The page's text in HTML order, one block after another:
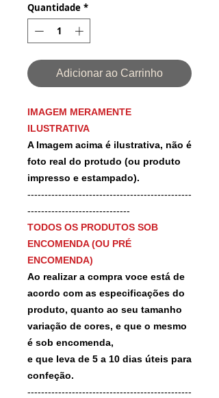
Quantidade *
Adicionar ao Carrinho
IMAGEM MERAMENTE
ILUSTRATIVA
A Imagem acima é ilustrativa, não é
foto real do protudo (ou produto
impresso e estampado).
------------------------------------------------
------------------------------
TODOS OS PRODUTOS SOB
ENCOMENDA (OU PRÉ
ENCOMENDA)
Ao realizar a compra voce está de
acordo com as especificações do
produto, quanto ao seu tamanho
variação de cores, e que o mesmo
é sob encomenda,
e que leva de 5 a 10 dias úteis para
confeção.
------------------------------------------------